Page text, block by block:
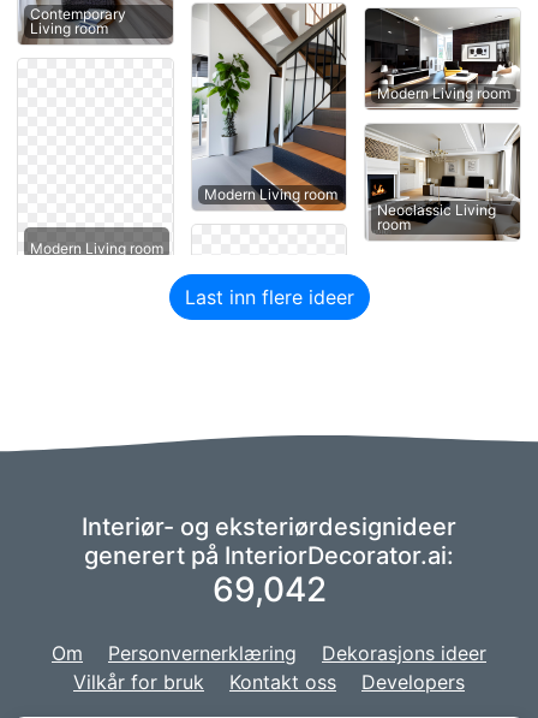
Contemporary
Living room
Modern Living room
Modern Living room
Modern Living room
Neoclassic Living
room
Last inn flere ideer
Interiør- og eksteriørdesignideer
generert på InteriorDecorator.ai:
69,042
Om Personvernerklæring
Dekorasjons ideer
Vilkår for bruk
Kontakt oss Developers